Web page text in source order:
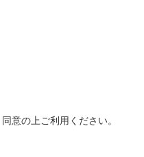
意の上ご利用ください。